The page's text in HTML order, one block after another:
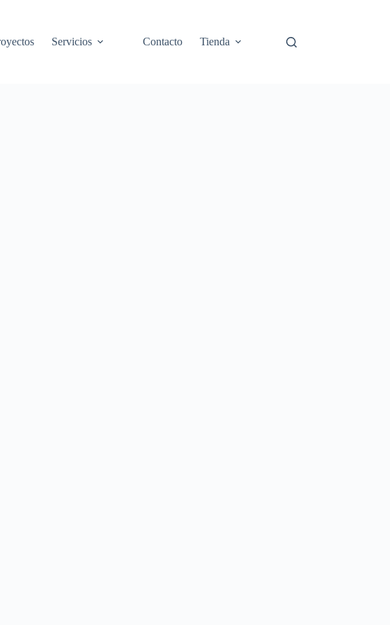
Servicios Contacto Tienda